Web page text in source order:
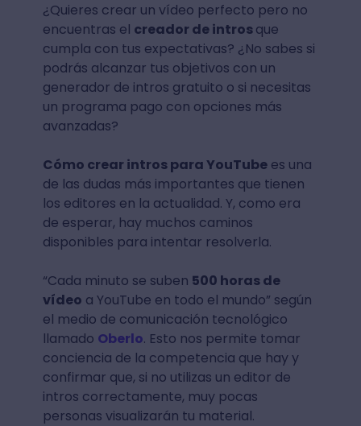
¿Quieres crear un vídeo perfecto pero no
encuentras el creador de introsque
cumpla con tus expectativas? ¿No sabes si
podrás alcanzar tus objetivos con un
generador de intros gratuito o si necesitas
un programa pago con opciones más
avanzadas?
Cómo crear intros para YouTubees una
de las dudas más importantes que tienen
los editores en la actualidad. Y, como era
de esperar, hay muchos caminos
disponibles para intentar resolverla.
“Cada minuto se suben 500 horas de
vídeo a YouTube en todo el mundo” según
el medio de comunicación tecnológico
llamado Oberlo. Esto nos permite tomar
conciencia de la competencia que hay y
confirmar que, si no utilizas un editor de
intros correctamente, muy pocas
personas visualizarán tu material.